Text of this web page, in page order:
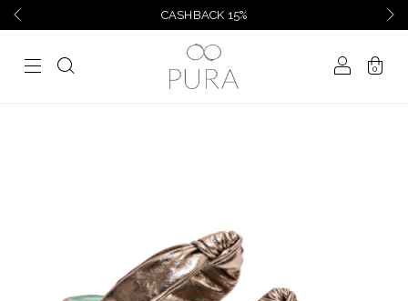
FRETE GRÁTIS COMPRAS ACIMA DE
0